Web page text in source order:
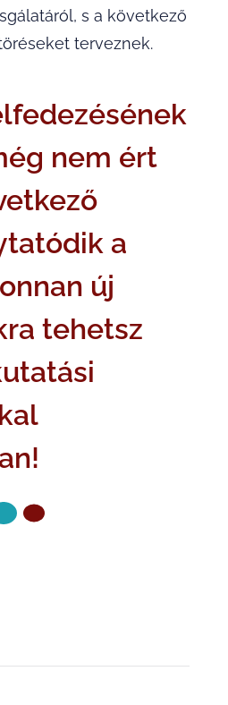
s a következő
terveznek.
nem ért
a
új
tehetsz